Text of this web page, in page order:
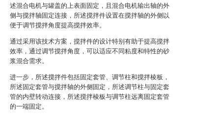
述混合电机与罐盖的上表面固定，且混合电机输出轴的外
侧与搅拌轴固定连接，所述搅拌件设置在搅拌轴的外侧以
便于调节搅拌角度提高搅拌效率。
通过采用该技术方案，搅拌件的设计特别有助于提高搅拌
效率，通过调节搅拌角度，可以适应不同粘度和特性的砂
浆混合需求。
进一步，所述搅拌件包括固定套管、调节柱和搅拌棱板，
所述固定套管与搅拌轴的外侧固定，所述调节柱与固定套
管的内壁转动连接，所述搅拌棱板与调节柱远离固定套管
的一端固定。